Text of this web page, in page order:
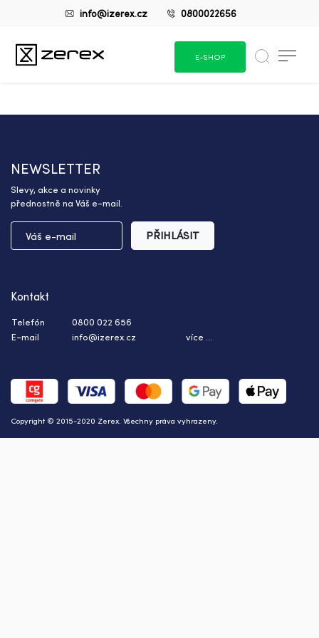
info@izerex.cz 0800022656
E-SHOP
NEWSLETTER
Slevy, akce a novinky
přednostně na Váš e-mail.
PŘIHLÁSIT
Copyright © 2015-2020 Zerex. Všechny práva vyhrazeny.
Kontakt
Telefón
0800 022 656
E-mail
info@izerex.cz více ...